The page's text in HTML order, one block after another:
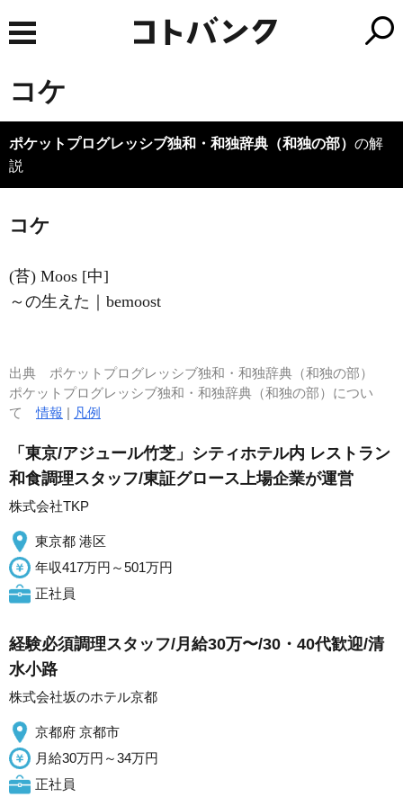
コケ
ポケットプログレッシブ独和・和独辞典（和独の部） の解
説
コケ
(苔) Moos [中]
～の生えた｜bemoost
出典 ポケットプログレッシブ独和・和独辞典（和独の部）
ポケットプログレッシブ独和・和独辞典（和独の部）につい
て情報 | 凡例
「東京/アジュール竹芝」シティホテル内 レストラン
和食調理スタッフ/東証グロース上場企業が運営
株式会社TKP
東京都 港区
年収417万円～501万円
正社員
経験必須調理スタッフ/月給30万〜/30・40代歓迎/清
水小路
株式会社坂のホテル京都
京都府 京都市
月給30万円～34万円
正社員